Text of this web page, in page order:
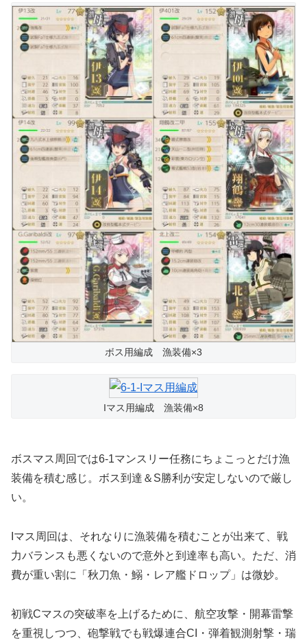
ボス用編成 漁装備×3
Iマス用編成 漁装備×8
ボスマス周回では6-1マンスリー任務にちょこっとだけ漁
装備を積む感じ。ボス到達＆S勝利が安定しないので厳し
い。
Iマス周回は、それなりに漁装備を積むことが出来て、戦
力バランスも悪くないので意外と到達率も高い。ただ、消
費が重い割に「秋刀魚・鰯・レア艦ドロップ」は微妙。
初戦Cマスの突破率を上げるために、航空攻撃・開幕雷撃
を重視しつつ、砲撃戦でも戦爆連合CI・弾着観測射撃・瑞